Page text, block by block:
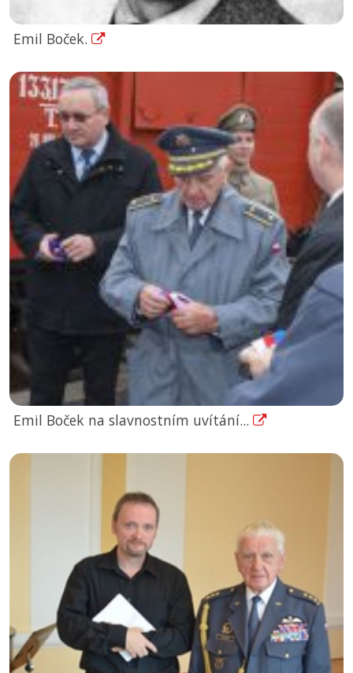
Emil Boček.
Emil Boček na slavnostním uvítání...